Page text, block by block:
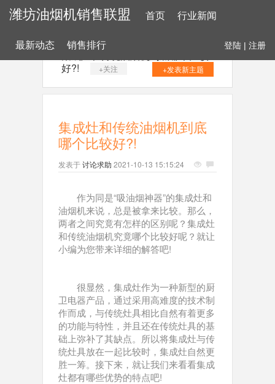
潍坊油烟机销售联盟 首页 行业新闻
最新动态 销售排行 登陆 | 注册
好?!
+关注 +发表新主题
集成灶和传统油烟机到底
哪个比较好?!
发表于讨论求助 2021-10-13 15:15:24
作为同是“吸油烟神器”的集成灶和
油烟机来说，总是被拿来比较。那么，
两者之间究竟有怎样的区别呢？集成灶
和传统油烟机究竟哪个比较好呢？就让
小编为您带来详细的解答吧!
很显然，集成灶作为一种新型的厨
卫电器产品，通过采用高难度的技术制
作而成，与传统灶具相比自然有着更多
的功能与特性，并且还在传统灶具的基
础上弥补了其缺点。所以将集成灶与传
统灶具放在一起比较时，集成灶自然更
胜一筹。接下来，就让我们来看看集成
灶都有哪些优势的特点吧!